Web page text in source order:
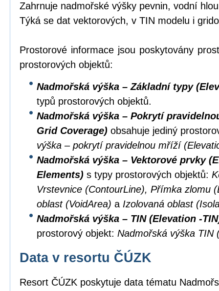
Zahrnuje nadmořské výšky pevnin, vodní
Týká se dat vektorových, v TIN modelu i
Prostorové informace jsou poskytovány
prostorových objektů:
Nadmořská výška – Základní typy
typů prostorových objektů.
Nadmořská výška – Pokrytí
Grid Coverage) obsahuje jediný
výška – pokrytí pravidelnou mříží
Nadmořská výška – Vektorové prvky
Elements) s typy prostorových objektů:
Vrstevnice (ContourLine), Přímka zlomu
oblast (VoidArea) a Izolovaná oblast
Nadmořská výška – TIN (Elevation -
prostorový objekt: Nadmořská výška TIN
Data v resortu ČÚZK
Resort ČÚZK poskytuje data tématu